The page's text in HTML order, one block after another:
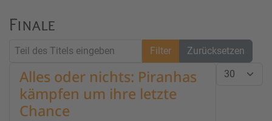
Finale
Teil des Titels eingeben
Filter Zurücksetzen
Anzeige #
Alles oder nichts: Piranhas
kämpfen um ihre letzte
Chance